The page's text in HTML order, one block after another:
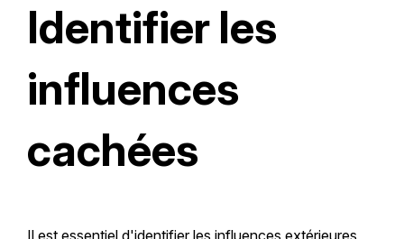
Identifier les
influences
cachées